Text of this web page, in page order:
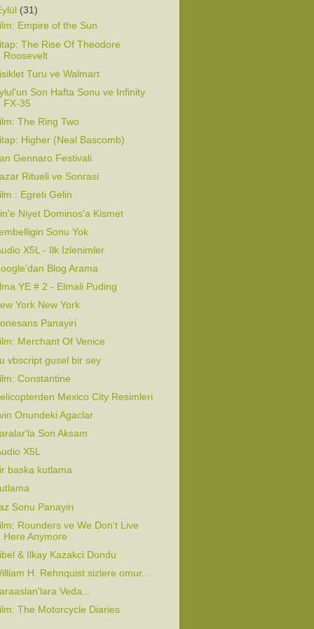
(31)
Empire of the Sun
The Rise Of Theodore
Roosevelt
Turu ve Walmart
Son Hafta Sonu ve Infinity
FX-35
The Ring Two
Higher (Neal Bascomb)
Gennaro Festivali
Ritueli ve Sonrasi
: Egreti Gelin
Niyet Dominos'a Kismet
Sonu Yok
X5L - Ilk Izlenimler
Blog Arama
YE # 2 - Elmali Puding
York New York
Panayiri
Merchant Of Venice
vbscript gusel bir sey
Constantine
Mexico City Resimleri
Onundeki Agaclar
Son Aksam
X5L
baska kutlama
Sonu Panayiri
Rounders ve We Don't Live
Here Anymore
& Ilkay Kazakci Dondu
H. Rehnquist sizlere omur...
Veda...
The Motorcycle Diaries